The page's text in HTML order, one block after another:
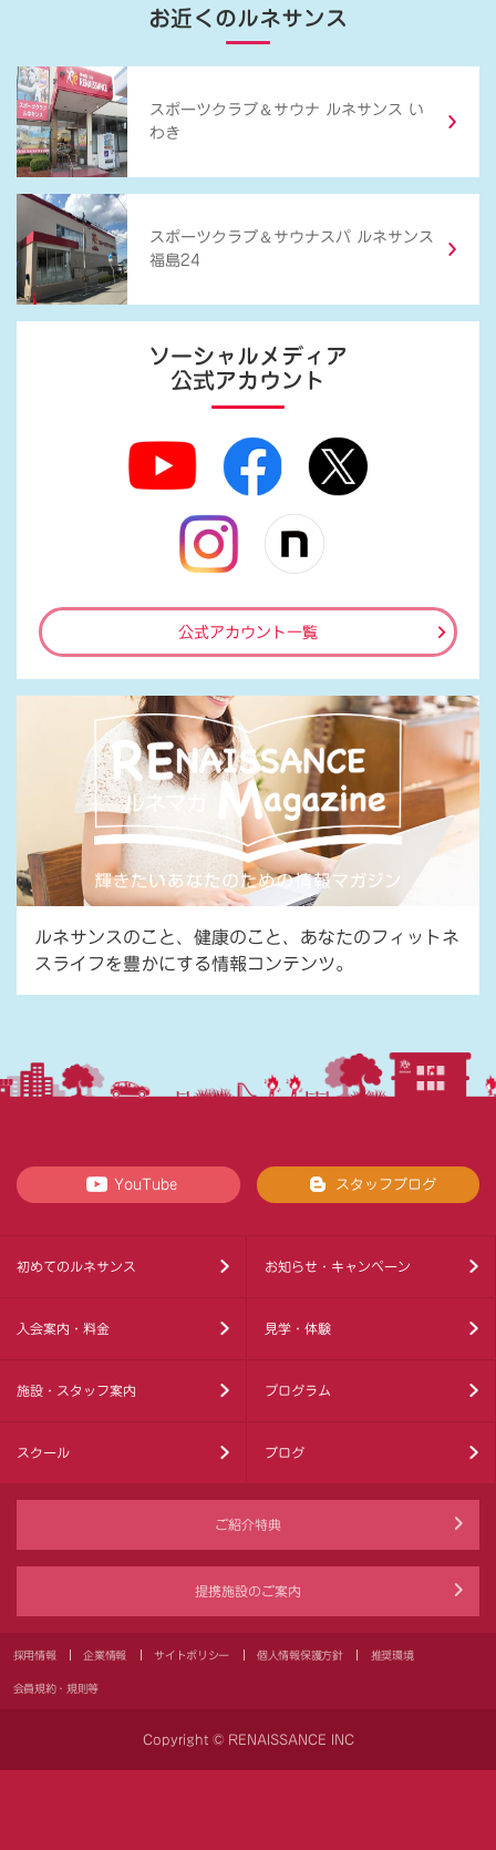
お近くのルネサンス
スポーツクラブ ＆ サウナ ルネサンス い
わき
スポーツクラブ ＆ サウナスパ ルネサンス
福島24
ソーシャルメディア
公式アカウント
公式アカウント一覧
ルネサンスのこと、健康のこと、あなたのフィットネ
スライフを豊かにする情報コンテンツ。
YouTube スタッフブログ
初めてのルネサンス お知らせ・キャンペーン
入会案内・料金 見学・体験
施設・スタッフ案内 プログラム
スクール ブログ
ご紹介特典
提携施設のご案内
採用情報 企業情報 サイトポリシー 個人情報保護方針 推奨環境
会員規約・規則等
Copyright © RENAISSANCE INC